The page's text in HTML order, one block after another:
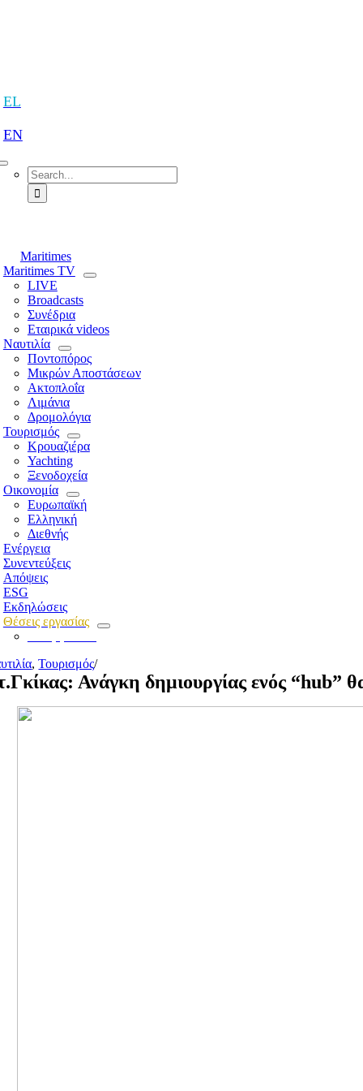
EL
EN
Search
for:
Maritimes
Maritimes TV
LIVE
Broadcasts
Συνέδρια
Εταιρικά videos
Ναυτιλία
Ποντοπόρος
Μικρών Αποστάσεων
Ακτοπλοΐα
Λιμάνια
Δρομολόγια
Τουρισμός
Κρουαζιέρα
Yachting
Ξενοδοχεία
Οικονομία
Ευρωπαϊκή
Ελληνική
Διεθνής
Ενέργεια
Συνεντεύξεις
Απόψεις
ESG
Εκδηλώσεις
Θέσεις εργασίας
,Τουρισμός/
Ανάγκη δημιουργίας ενός “hub”